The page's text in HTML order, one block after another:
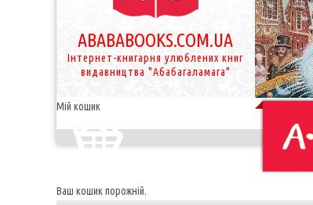
ABABABOOKS.COM.UA
Інтернет-книгарня улюблених книг
видавництва "Абабагаламага"
Мій кошик
Ваш кошик порожній.